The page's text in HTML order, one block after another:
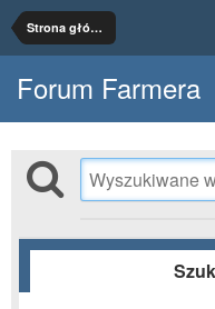
Strona główna
Forum Farmera